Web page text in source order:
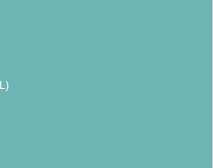
Typische Einsatzfelder
oder Non-Profit-